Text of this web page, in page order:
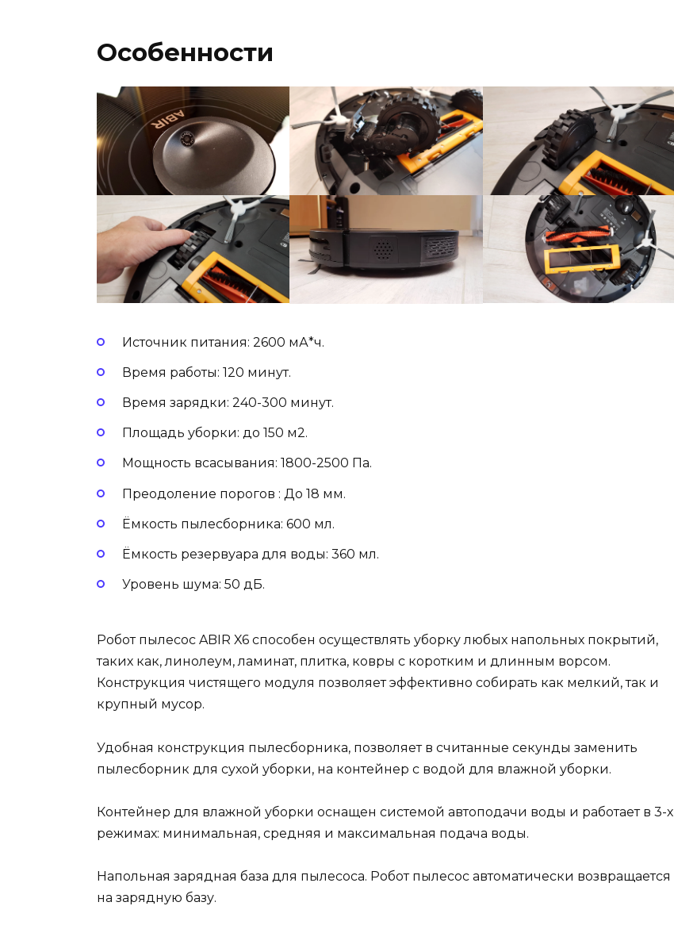
Особенности
Источник питания: 2600 мА*ч.
Время работы: 120 минут.
Время зарядки: 240-300 минут.
Площадь уборки: до 150 м2.
Мощность всасывания: 1800-2500 Па.
Преодоление порогов : До 18 мм.
Ёмкость пылесборника: 600 мл.
Ёмкость резервуара для воды: 360 мл.
Уровень шума: 50 дБ.
Робот пылесос ABIR X6 способен осуществлять уборку любых напольных покрытий,
таких как, линолеум, ламинат, плитка, ковры с коротким и длинным ворсом.
Конструкция чистящего модуля позволяет эффективно собирать как мелкий, так и
крупный мусор.
Удобная конструкция пылесборника, позволяет в считанные секунды заменить
пылесборник для сухой уборки, на контейнер с водой для влажной уборки.
Контейнер для влажной уборки оснащен системой автоподачи воды и работает в 3-х
режимах: минимальная, средняя и максимальная подача воды.
Напольная зарядная база для пылесоса. Робот пылесос автоматически возвращается
на зарядную базу.